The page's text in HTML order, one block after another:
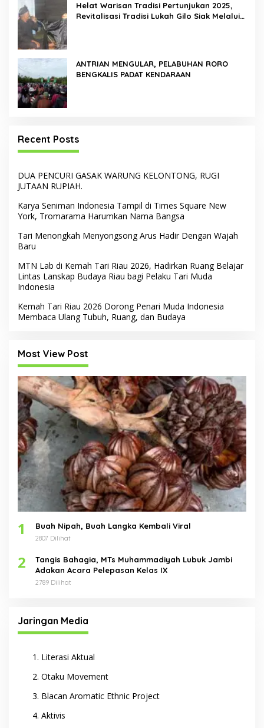
Helat Warisan Tradisi Pertunjukan 2025,
Revitalisasi Tradisi Lukah Gilo Siak Melalui
ANTRIAN MENGULAR, PELABUHAN RORO
BENGKALIS PADAT KENDARAAN
Recent Posts
DUA PENCURI GASAK WARUNG KELONTONG, RUGI
JUTAAN RUPIAH.
Karya Seniman Indonesia Tampil di Times Square New
York, Tromarama Harumkan Nama Bangsa
Tari Menongkah Menyongsong Arus Hadir Dengan Wajah
Baru
MTN Lab di Kemah Tari Riau 2026, Hadirkan Ruang Belajar
Lintas Lanskap Budaya Riau bagi Pelaku Tari Muda
Indonesia
Kemah Tari Riau 2026 Dorong Penari Muda Indonesia
Membaca Ulang Tubuh, Ruang, dan Budaya
Most View Post
1 Buah Nipah, Buah Langka Kembali Viral
2807 Dilihat
2
Tangis Bahagia, MTs Muhammadiyah Lubuk Jambi
Adakan Acara Pelepasan Kelas IX
2789 Dilihat
Jaringan Media
Literasi Aktual
Otaku Movement
Blacan Aromatic Ethnic Project
Aktivis